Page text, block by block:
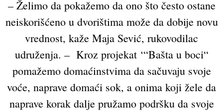
– Želimo da pokažemo da ono što često ostane
neiskorišćeno u dvorištima može da dobije novu
vrednost, kaže Maja Sević, rukovodilac
udruženja. – Kroz projekat ‘“Bašta u boci“
pomažemo domaćinstvima da sačuvaju svoje
voće, naprave domaći sok, a onima koji žele da
naprave korak dalje pružamo podršku da svoje